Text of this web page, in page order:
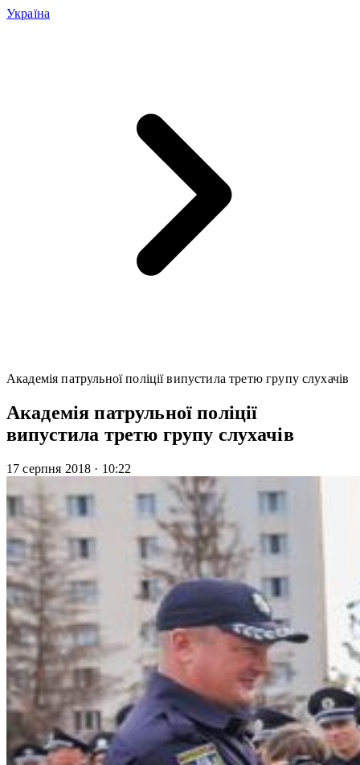
Україна
Академія патрульної поліції випустила третю групу слухачів
Академія патрульної поліції
випустила третю групу слухачів
17 серпня 2018 · 10:22